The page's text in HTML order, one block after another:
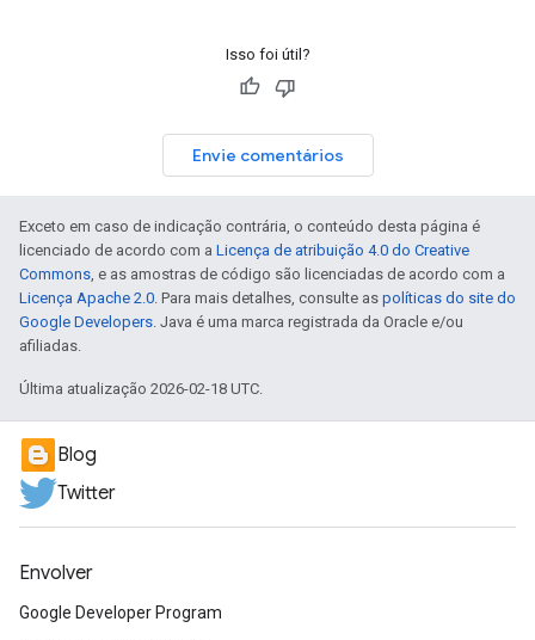
Isso foi útil?
Envie comentários
Exceto em caso de indicação contrária, o conteúdo desta página é
licenciado de acordo com a Licença de atribuição 4.0 do Creative
Commons , e as amostras de código são licenciadas de acordo com a
Licença Apache 2.0 . Para mais detalhes, consulte as políticas do site do
Google Developers . Java é uma marca registrada da Oracle e/ou
afiliadas.
Última atualização 2026-02-18 UTC.
Blog
Twitter
Envolver
Google Developer Program